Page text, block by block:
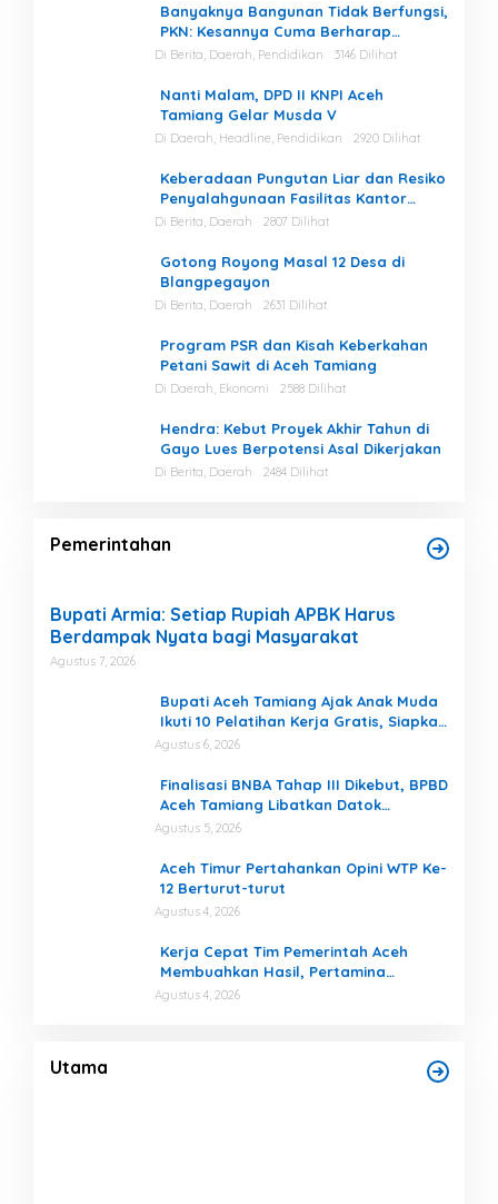
Banyaknya Bangunan Tidak Berfungsi,
PKN: Kesannya Cuma Berharap
Kegiatan
Di Berita, Daerah, Pendidikan 3146 Dilihat
Nanti Malam, DPD II KNPI Aceh
Tamiang Gelar Musda V
Di Daerah, Headline, Pendidikan 2920 Dilihat
Keberadaan Pungutan Liar dan Resiko
Penyalahgunaan Fasilitas Kantor
Masih Tinggi di Gayo Lues.
Di Berita, Daerah 2807 Dilihat
Gotong Royong Masal 12 Desa di
Blangpegayon
Di Berita, Daerah 2631 Dilihat
Program PSR dan Kisah Keberkahan
Petani Sawit di Aceh Tamiang
Di Daerah, Ekonomi 2588 Dilihat
Hendra: Kebut Proyek Akhir Tahun di
Gayo Lues Berpotensi Asal Dikerjakan
Di Berita, Daerah 2484 Dilihat
Pemerintahan
Bupati Armia: Setiap Rupiah APBK Harus
Berdampak Nyata bagi Masyarakat
Agustus 7, 2026
Bupati Aceh Tamiang Ajak Anak Muda
Ikuti 10 Pelatihan Kerja Gratis, Siapkan
SDM Siap Kerja dan Berwirausaha
Agustus 6, 2026
Finalisasi BNBA Tahap III Dikebut, BPBD
Aceh Tamiang Libatkan Datok
Penghulu untuk Vervali Stimulan
Agustus 5, 2026
Aceh Timur Pertahankan Opini WTP Ke-
12 Berturut-turut
Agustus 4, 2026
Kerja Cepat Tim Pemerintah Aceh
Membuahkan Hasil, Pertamina
Tambah Penyaluran BBM untuk Aceh
Agustus 4, 2026
Utama
untuk Vervali Stimulan Rumah
Di Bencana, Headline, Pemerintah